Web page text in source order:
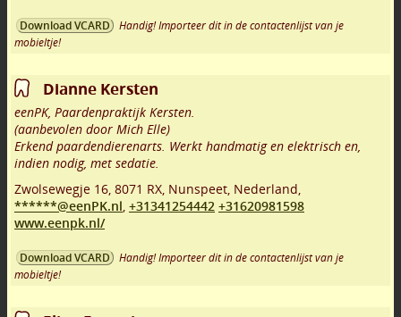
Download VCARD
Handig! Importeer dit in de contactenlijst van je
mobieltje!
Dianne Kersten
eenPK, Paardenpraktijk Kersten.
(aanbevolen door Mich Elle)
Erkend paardendierenarts. Werkt handmatig en elektrisch en,
indien nodig, met sedatie.
Zwolsewegje 16 8071 RX Nunspeet Nederland,
******@eenPK.nl +31341254442 +31620981598
www.eenpk.nl/
Download VCARD
Handig! Importeer dit in de contactenlijst van je
mobieltje!